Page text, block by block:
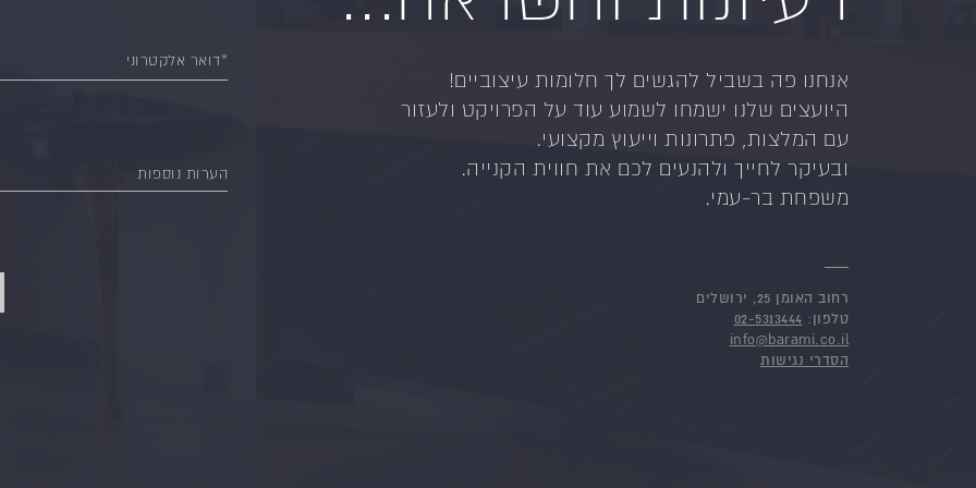
אנחנו פה בשביל להגשים לך חלומות עיצוביים!
היועצים שלנו ישמחו לשמוע עוד על הפרויקט ולעזור
עם המלצות, פתרונות וייעוץ מקצועי.
ובעיקר לחייך ולהנעים לכם את חווית הקנייה.
משפחת בר-עמי.
רחוב האומן 25, ירושלים
טלפון: 02-5313444
info@barami.co.il
הסדרי נגישות
*דואר אלקטרוני
הערות נוספות